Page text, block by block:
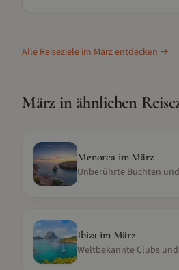
Alle Reiseziele im Märzentdecken →
März in ähnlichen
Menorca im März
Ibiza im März
Weltbekannte Clubs